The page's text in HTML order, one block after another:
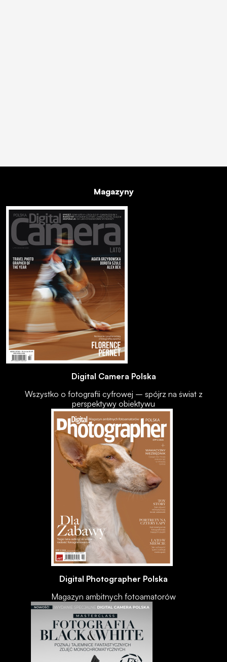
Magazyny
Digital Camera Polska
Wszystko o fotografii cyfrowej – spójrz na świat z
perspektywy obiektywu
Digital Photographer Polska
Magazyn ambitnych fotoamatorów